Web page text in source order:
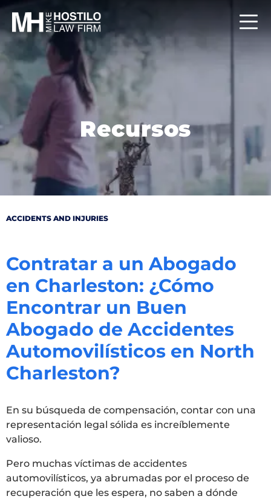
Recursos
ACCIDENTS AND INJURIES
Contratar a un Abogado
en Charleston: ¿Cómo
Encontrar un Buen
Abogado de Accidentes
Automovilísticos en North
Charleston?
En su búsqueda de compensación, contar con una
representación legal sólida es increíblemente
valioso.
Pero muchas víctimas de accidentes
automovilísticos, ya abrumadas por el proceso de
recuperación que les espera, no saben a dónde